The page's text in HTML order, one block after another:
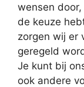
wensen
de keuze
zorgen wij er
geregeld
Je kunt bij
ook andere